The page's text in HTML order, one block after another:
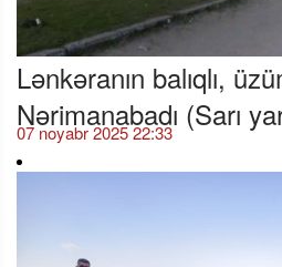
Lənkəranın balıqlı,
Nərimanabadı (Sarı
07 noyabr 2025 22:33